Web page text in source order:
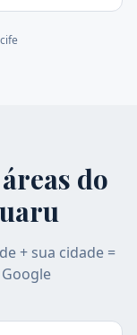
do
+ sua cidade =